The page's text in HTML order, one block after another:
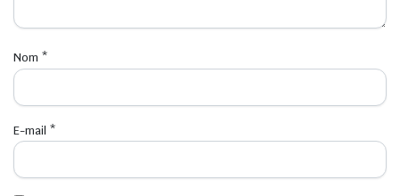
Nom *
E-mail *